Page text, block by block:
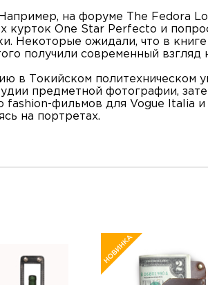
на форуме The Fedora
курток One Star Perfecto и
Некоторые ожидали, что в
получили современный взгляд
в Токийском политехническом
предметной фотографии,
фильмов для Vogue Italia и
на портретах.